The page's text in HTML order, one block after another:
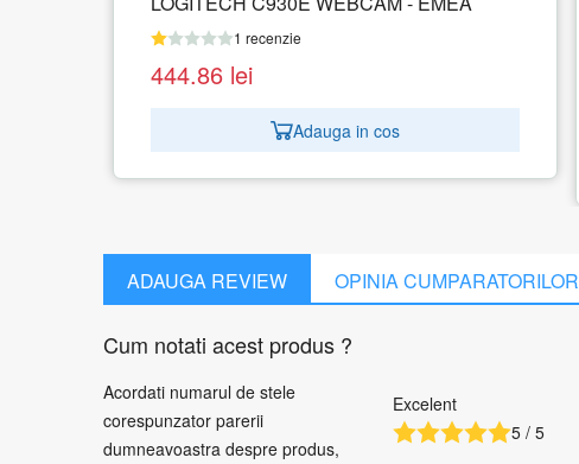
CAM - EMEA
1.573.42lei
Adauga in cos
ADAUGA REVIEW OPINIA CUMPARATORILOR
Cum notati acest produs ?
Acordati numarul de stele
corespunzator parerii
dumneavoastra despre produs,
Excelent
5 / 5